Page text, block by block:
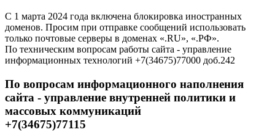
С 1 марта 2024 года включена блокировка иностранных
доменов. Просим при отправке сообщений использовать
только почтовые серверы в доменах «.RU», «.РФ».
По техническим вопросам работы сайта - управление
информационных технологий +7(34675)77000 доб.242
По вопросам информационного наполнения
сайта - управление внутренней политики и
массовых коммуникаций
+7(34675)77115